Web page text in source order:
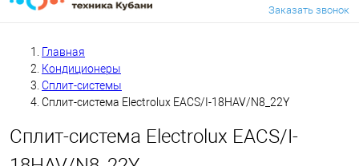
Заказать звонок
Главная
Кондиционеры
Сплит-системы
Сплит-система Electrolux EACS/I-18HAV/N8_22Y
Сплит-система Electrolux EACS/I-